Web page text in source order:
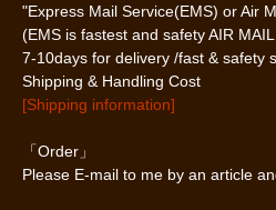
"Express Mail Service(EMS) or Air
(EMS is fastest and safety AIR
7-10days for delivery /fast & safety
Shipping & Handling Cost
[Shipping information]
「Order」
Please E-mail to me by an article